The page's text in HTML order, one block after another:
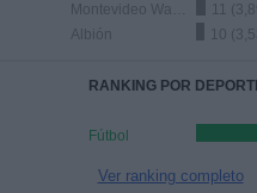
11
Albión
10
RANKING POR
Fútbol
Ver ranking completo